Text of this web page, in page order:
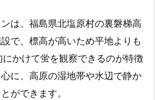
は、福島県北塩原村の裏磐梯高
で、標高が高いため平地よりも
かけて蛍を観察できるのが特徴
に、高原の湿地帯や水辺で静か
ができます。